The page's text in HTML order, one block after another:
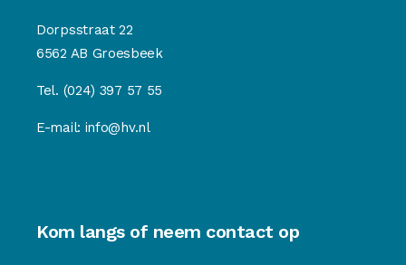
Dorpsstraat 22
6562 AB Groesbeek
Tel. (024) 397 57 55
E-mail: info@hv.nl
Kom langs of neem contact op